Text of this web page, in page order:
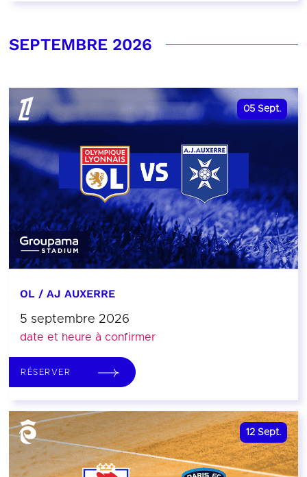
SEPTEMBRE 2026
05 Sept.
OL / AJ AUXERRE
5 septembre 2026
date et heure à confirmer
RÉSERVER
12 Sept.